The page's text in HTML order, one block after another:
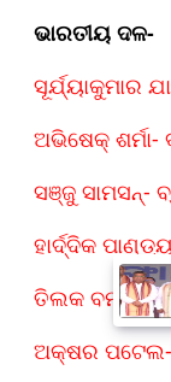
ଭାରତୀୟ ଦଳ-
ସୂର୍ଯ୍ୟାକୁମାର
ଅଭିଷେକ୍ ଶର୍ମା-
ସଞ୍ଜୁ ସାମସନ୍‌-
ହାର୍ଦ୍ଦିକ
ତିଲକ ବର୍ମା-
ଅକ୍ଷର